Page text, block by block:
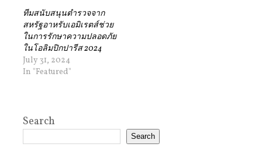
ทีมสนับสนุนตำรวจจาก
สหรัฐอาหรับเอมิเรตส์ช่วย
ในการรักษาความปลอดภัย
ในโอลิมปิกปารีส 2024
July 31, 2024
In "Featured"
Search
Search